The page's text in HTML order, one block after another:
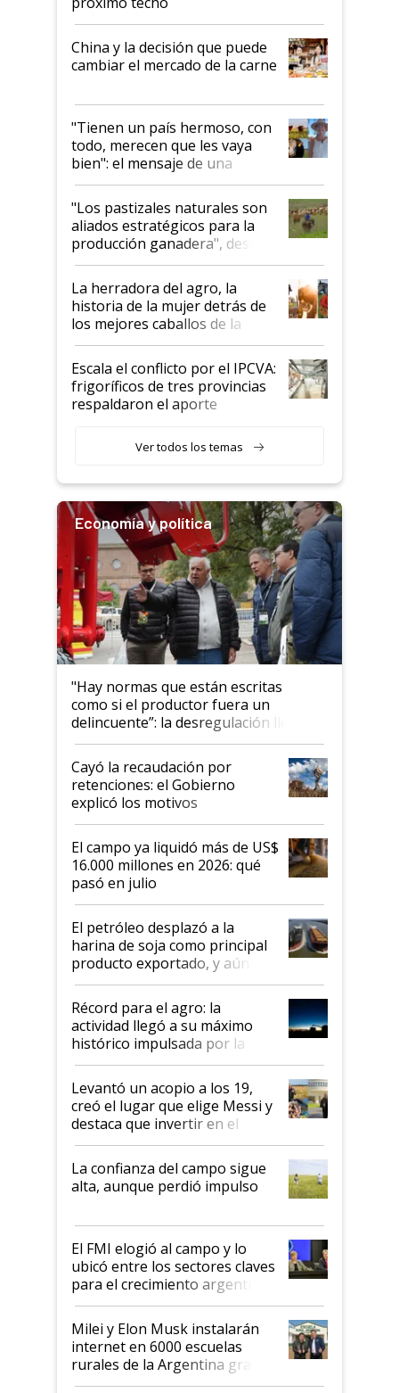
China y la decisión que puede
cambiar el mercado de la carne
"Tienen un país hermoso, con
todo, merecen que les vaya
bien": el mensaje de una
ganadera uruguaya sobre las
oportunidades que se abren
para el agro en Argentina, con
foco en la carne
"Los pastizales naturales son
aliados estratégicos para la
producción ganadera", destaca
la iniciativa que ya reúne a 46
establecimientos en Argentina
La herradora del agro, la
historia de la mujer detrás de
los mejores caballos de la
Argentina y los mitos que
todavía hacen sufrir a estos
animales: "Mientras me
descalificaban, yo seguí
haciendo currículum"
Escala el conflicto por el IPCVA:
frigoríficos de tres provincias
respaldaron el aporte
Ver todos los temas
Economía y política
"Hay normas que están escritas
como si el productor fuera un
delincuente”: la desregulación llegó
al Congreso Aapresid y hasta se
habló del financiamiento al IPCVA
Cayó la recaudación por
retenciones: el Gobierno
explicó los motivos
El campo ya liquidó más de US$
16.000 millones en 2026: qué
pasó en julio
El petróleo desplazó a la
harina de soja como principal
producto exportado, y aún así
el agro aportó casi seis de cada
diez dólares y sostuvo el
liderazgo en un semestre
récord
Récord para el agro: la
actividad llegó a su máximo
histórico impulsada por la
cosecha y las exportaciones
Levantó un acopio a los 19,
creó el lugar que elige Messi y
destaca que invertir en el
kirchnerismo era como "darle
plata a un hijo para droga":
Juan Félix Rossetti, el libertario
que de una dura crisis salió
de Milei
La confianza del campo sigue
alta, aunque perdió impulso
El FMI elogió al campo y lo
ubicó entre los sectores claves
para el crecimiento argentino
Milei y Elon Musk instalarán
internet en 6000 escuelas
rurales de la Argentina gracias
a un acuerdo con Starlink